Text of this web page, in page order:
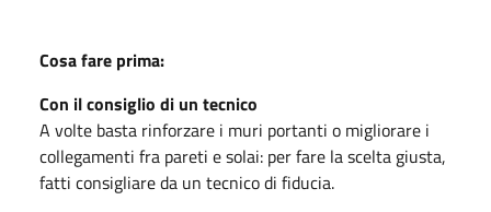
Cosa fare prima:
Con il consiglio di un tecnico
A volte basta rinforzare i muri portanti o migliorare i
collegamenti fra pareti e solai: per fare la scelta giusta,
fatti consigliare da un tecnico di fiducia.